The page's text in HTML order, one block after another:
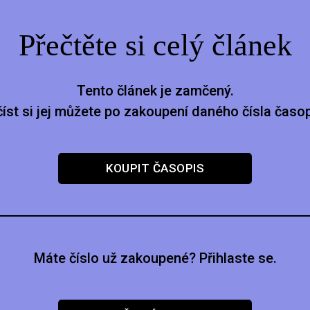
Přečtěte si celý článek
Tento článek je zamčený.
si jej můžete po zakoupení daného čísla
KOUPIT ČASOPIS
Máte číslo už zakoupené? Přihlaste se.